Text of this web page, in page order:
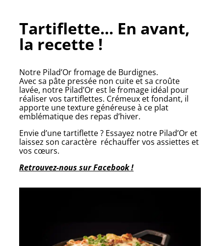
Tartiflette... En avant,
la recette !
Notre Pilad’Or fromage de Burdignes.
Avec sa pâte pressée non cuite et sa croûte
lavée, notre Pilad’Or est le fromage idéal pour
réaliser vos tartiflettes. Crémeux et fondant, il
apporte une texture généreuse à ce plat
emblématique des repas d’hiver.
Envie d’une tartiflette ? Essayez notre Pilad’Or et
laissez son caractère réchauffer vos assiettes et
vos cœurs.
Retrouvez-nous sur Facebook !